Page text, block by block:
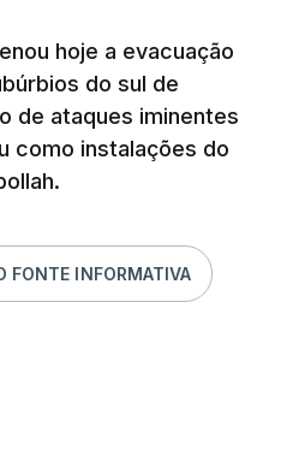
hoje a evacuação
do sul de
de ataques iminentes
como instalações do
FONTE INFORMATIVA